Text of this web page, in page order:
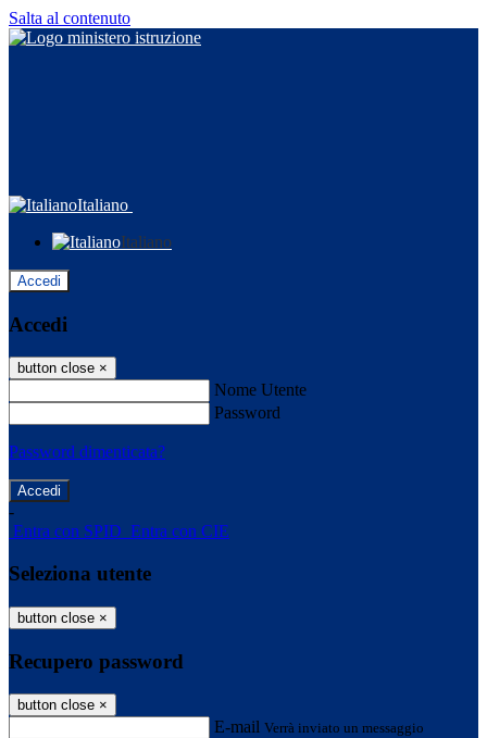
Salta al contenuto
Italiano
Italiano
Accedi
Accedi
button close ×
Nome Utente
Password
Password dimenticata?
-
Entra con SPID Entra con CIE
Seleziona utente
button close ×
Recupero password
button close ×
E-mail Verrà inviato un messaggio